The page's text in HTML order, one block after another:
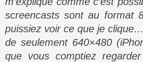
screencasts sont au format
puissiez voir ce que je
de seulement 640×480
que vous comptiez